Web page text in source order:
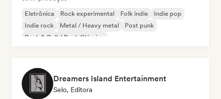
Eletrônica Rock experimental Folk indie
Indie pop
Indie rock
Metal / Heavy metal
Post punk
Rock & Roll / Rock Clássico
Dreamers Island Entertainment
Selo, Editora